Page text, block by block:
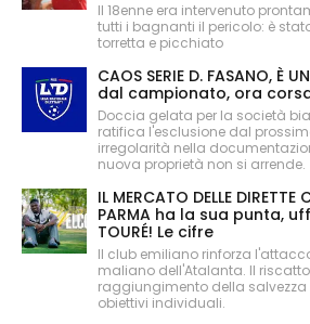
Il 18enne era intervenuto
tutti i bagnanti il pericolo: è
torretta e picchiato
CAOS SERIE D. FASANO, È
dal campionato, ora
Doccia gelata per la società
ratifica l'esclusione dal
irregolarità nella
nuova proprietà non si arrende.
IL MERCATO DELLE DIRETTE
PARMA ha la sua punta,
TOURÉ! Le cifre
Il club emiliano rinforza
maliano dell'Atalanta. Il
raggiungimento della salvezza
obiettivi individuali.